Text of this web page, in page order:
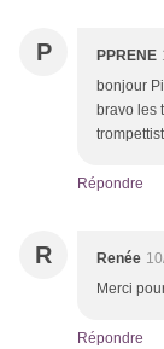
P PPRENE
bonjour
bravo les
Répondre
R Renée
Merci
Répondre